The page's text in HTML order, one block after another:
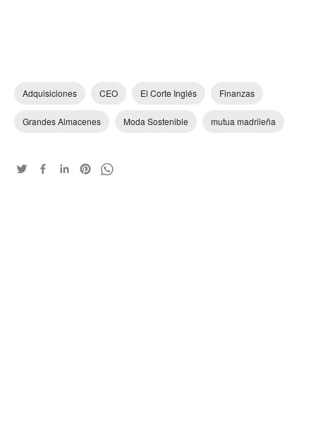
Adquisiciones CEO El Corte Inglés Finanzas
Grandes Almacenes Moda Sostenible mutua madrileña